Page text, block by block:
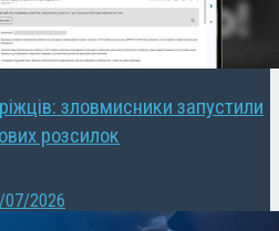
зловмисники запустили
розсилок
07/2026